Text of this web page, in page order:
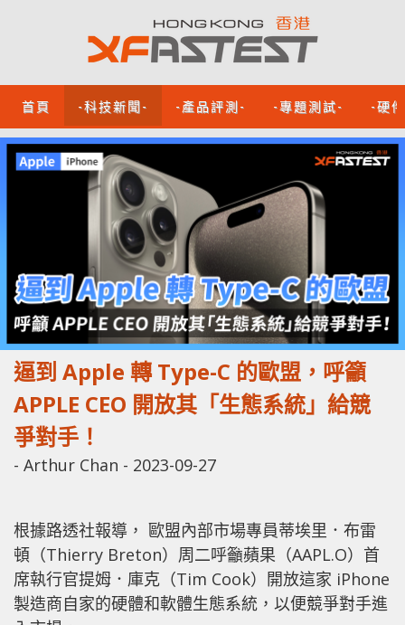
首頁 -科技新聞- -產品評測- -專題測試- -硬
逼到 Apple 轉 Type-C 的歐盟，呼籲
APPLE CEO 開放其「生態系統」給競
爭對手！
- Arthur Chan - 2023-09-27
根據路透社報導， 歐盟內部市場專員蒂埃里．布雷
頓（Thierry Breton）周二呼籲蘋果（AAPL.O）首
席執行官提姆．庫克（Tim Cook）開放這家 iPhone
製造商自家的硬體和軟體生態系統，以便競爭對手進